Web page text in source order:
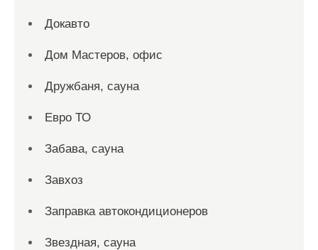
Докавто
Дом Мастеров, офис
Дружбаня, сауна
Евро ТО
Забава, сауна
Завхоз
Заправка автокондиционеров
Звездная, сауна